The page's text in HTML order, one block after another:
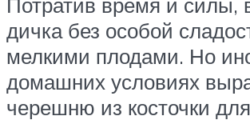
дичка без особой
мелкими плодами. Но
домашних условиях
черешню из косточки для